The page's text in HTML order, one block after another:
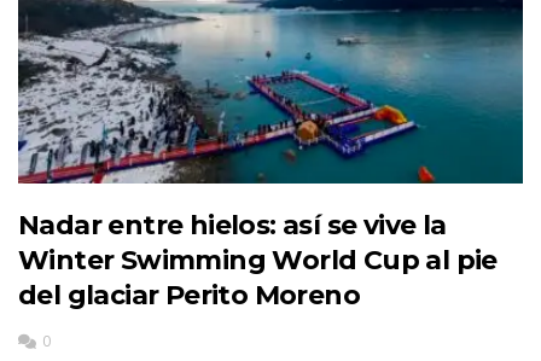
Nadar entre hielos: así se vive la
Winter Swimming World Cup al pie
del glaciar Perito Moreno
0